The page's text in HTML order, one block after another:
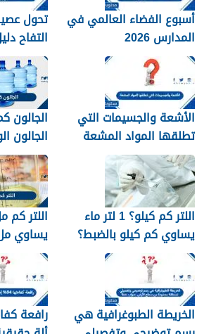
أسبوع الفضاء العالمي في
المدارس 2026
تحول
التفاح
تفاعل
الأشعة والجسيمات التي
تطلقها المواد المشعة
الجالون
الجالون
اللتر كم كيلو؟ 1 لتر ماء
يساوي كم كيلو بالضبط؟
يساوي
مبسّط
الخريطة الطبوغرافية هي